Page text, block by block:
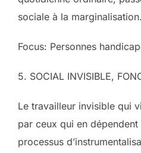
sociale à la marginalisation.
Focus: Personnes
5. SOCIAL INVISIBLE,
Le travailleur invisible qui
par ceux qui en
processus